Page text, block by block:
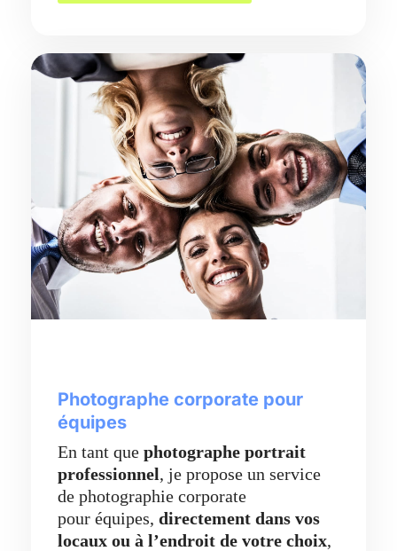
Photographe corporate pour
équipes
En tant que photographe portrait
professionnel, je propose un service
de photographie corporate
pour équipes, directement dans vos
locaux ou à l’endroit de votre choix,